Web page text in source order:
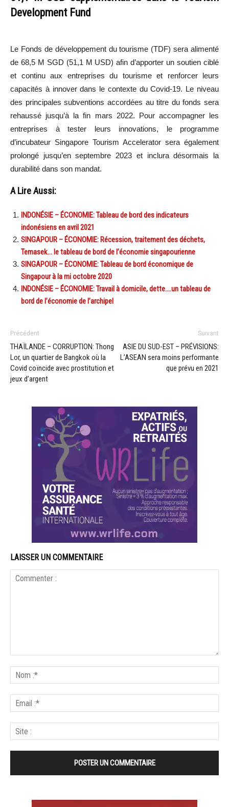
Development Fund
Le Fonds de développement du tourisme (TDF) sera alimenté
de 68,5 M SGD (51,1 M USD) afin d’apporter un soutien ciblé
et continu aux entreprises du tourisme et renforcer leurs
capacités à innover dans le contexte du Covid-19. Le niveau
des principales subventions accordées au titre du fonds sera
rehaussé jusqu’à la fin mars 2022. Pour accompagner les
entreprises à tester leurs innovations, le programme
d’incubateur Singapore Tourism Accelerator sera également
prolongé jusqu’en septembre 2023 et inclura désormais la
durabilité dans son mandat.
A Lire Aussi:
INDONÉSIE – ÉCONOMIE: Tableau de bord des indicateurs
indonésiens en avril 2021
SINGAPOUR – ÉCONOMIE: Récession, traitement des déchets,
Temasek… le tableau de bord de l’économie singapourienne
SINGAPOUR – ÉCONOMIE: Tableau de bord économique de
Singapour à la mi octobre 2020
INDONÉSIE – ÉCONOMIE: Travail à domicile, dette….un tableau de
bord de l’économie de l’archipel
Précédent
THAÏLANDE – CORRUPTION: Thong
Lor, un quartier de Bangkok où la
Covid coïncide avec prostitution et
jeux d’argent
Suivant
ASIE DU SUD-EST – PRÉVISIONS:
L’ASEAN sera moins performante
que prévu en 2021
LAISSER UN COMMENTAIRE